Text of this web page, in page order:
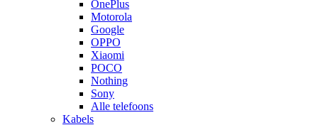
OnePlus
Motorola
Google
OPPO
Xiaomi
POCO
Nothing
Sony
Alle telefoons
Kabels